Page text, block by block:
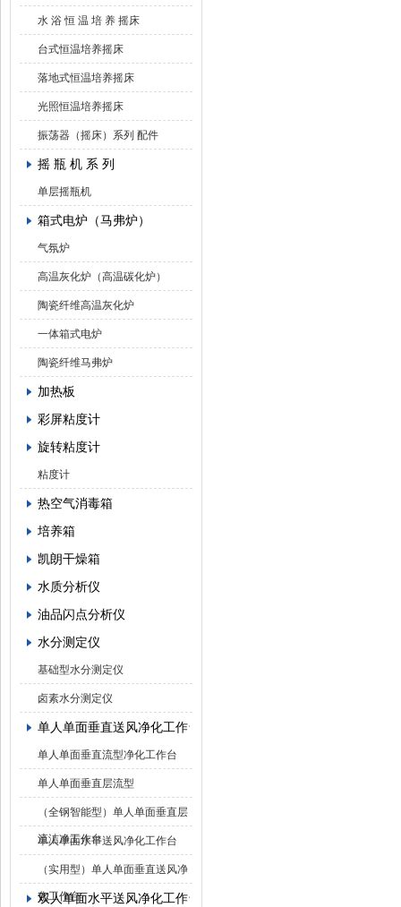
水 浴 恒 温 培 养 摇床
台式恒温培养摇床
落地式恒温培养摇床
光照恒温培养摇床
振荡器（摇床）系列 配件
摇 瓶 机 系 列
单层摇瓶机
箱式电炉（马弗炉）
气氛炉
高温灰化炉（高温碳化炉）
陶瓷纤维高温灰化炉
一体箱式电炉
陶瓷纤维马弗炉
加热板
彩屏粘度计
旋转粘度计
粘度计
热空气消毒箱
培养箱
凯朗干燥箱
水质分析仪
油品闪点分析仪
水分测定仪
基础型水分测定仪
卤素水分测定仪
单人单面垂直送风净化工作台
单人单面垂直流型净化工作台
单人单面垂直层流型
（全钢智能型）单人单面垂直层
流洁净工作台
单人单面水平送风净化工作台
（实用型）单人单面垂直送风净
化工作台
双人单面水平送风净化工作台